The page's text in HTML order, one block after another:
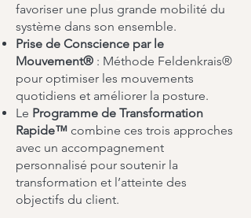
favoriser une plus grande mobilité du
système dans son ensemble.
Prise de Conscience par le
Mouvement® : Méthode Feldenkrais®
pour optimiser les mouvements
quotidiens et améliorer la posture.
Le Programme de Transformation
Rapide™ combine ces trois approches
avec un accompagnement
personnalisé pour soutenir la
transformation et l’atteinte des
objectifs du client.